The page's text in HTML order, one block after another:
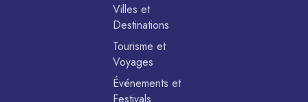
Villes et
Destinations
Tourisme et
Voyages
Événements et
Festivals